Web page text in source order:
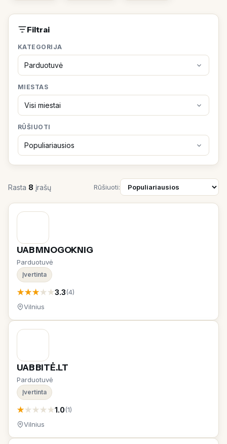
Rasta 8 įrašų Rūšiuoti:
UAB MNOGOKNIG
Parduotuvė
Įvertinta
★★★★★3.3(4)
Vilnius
UAB BITĖ.LT
Parduotuvė
Įvertinta
★★★★★1.0(1)
Vilnius
Filtrai
KATEGORIJA
MIESTAS
RŪŠIUOTI